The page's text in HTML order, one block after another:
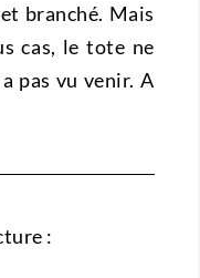
branché. Mais
cas, le tote ne
pas vu venir. A
: